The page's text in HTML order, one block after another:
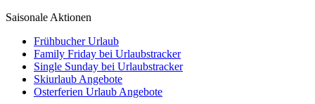
Saisonale Aktionen
Frühbucher Urlaub
Family Friday bei Urlaubstracker
Single Sunday bei Urlaubstracker
Skiurlaub Angebote
Osterferien Urlaub Angebote